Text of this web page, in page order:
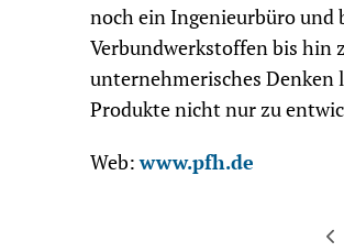
noch ein Ingenieurbüro und
Verbundwerkstoffen bis hin
unternehmerisches Denken
Produkte nicht nur zu
Web:www.pfh.de